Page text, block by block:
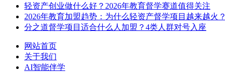
轻资产创业做什么好？2026年教育督学赛道值得关注
2026年教育加盟趋势：为什么轻资产督学项目越来越火？
分之道督学项目适合什么人加盟？4类人群对号入座
网站首页
关于我们
AI智能伴学